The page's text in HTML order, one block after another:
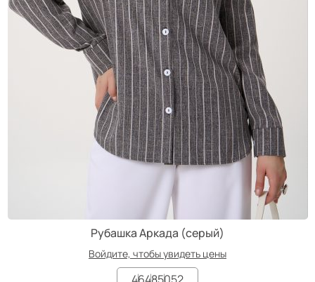
Рубашка Аркада (серый)
Войдите, чтобы увидеть цены